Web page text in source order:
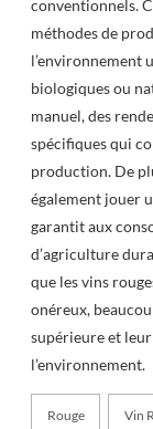
conventionnels.
méthodes de
l’environnement
biologiques ou
manuel, des
spécifiques qui
production. De
également jouer
garantit aux
d’agriculture
que les vins
onéreux,
supérieure et
l’environnement.
Rouge Vin